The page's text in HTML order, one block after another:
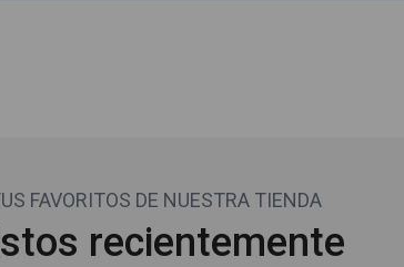
FAVORITOS DE NUESTRA TIENDA
recientemente